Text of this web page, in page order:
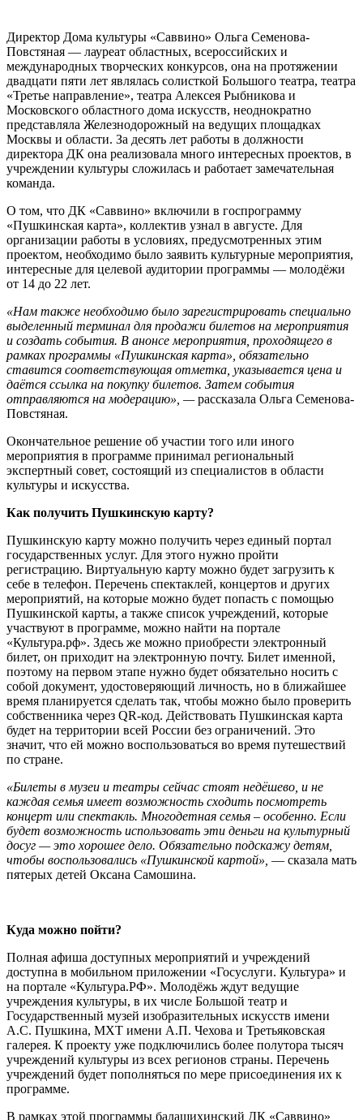
Директор Дома культуры «Саввино» Ольга Семенова-
Повстяная — лауреат областных, всероссийских и
международных творческих конкурсов, она на протяжении
двадцати пяти лет являлась солисткой Большого театра, театра
«Третье направление», театра Алексея Рыбникова и
Московского областного дома искусств, неоднократно
представляла Железнодорожный на ведущих площадках
Москвы и области. За десять лет работы в должности
директора ДК она реализовала много интересных проектов, в
учреждении культуры сложилась и работает замечательная
команда.
О том, что ДК «Саввино» включили в госпрограмму
«Пушкинская карта», коллектив узнал в августе. Для
организации работы в условиях, предусмотренных этим
проектом, необходимо было заявить культурные мероприятия,
интересные для целевой аудитории программы — молодёжи
от 14 до 22 лет.
«Нам также необходимо было зарегистрировать специально
выделенный терминал для продажи билетов на мероприятия
и создать события. В анонсе мероприятия, проходящего в
рамках программы «Пушкинская карта», обязательно
ставится соответствующая отметка, указывается цена и
даётся ссылка на покупку билетов. Затем события
отправляются на модерацию», —рассказала Ольга Семенова-
Повстяная.
Окончательное решение об участии того или иного
мероприятия в программе принимал региональный
экспертный совет, состоящий из специалистов в области
культуры и искусства.
Как получить Пушкинскую карту?
Пушкинскую карту можно получить через единый портал
государственных услуг. Для этого нужно пройти
регистрацию. Виртуальную карту можно будет загрузить к
себе в телефон. Перечень спектаклей, концертов и других
мероприятий, на которые можно будет попасть с помощью
Пушкинской карты, а также список учреждений, которые
участвуют в программе, можно найти на портале
«Культура.рф». Здесь же можно приобрести электронный
билет, он приходит на электронную почту. Билет именной,
поэтому на первом этапе нужно будет обязательно носить с
собой документ, удостоверяющий личность, но в ближайшее
время планируется сделать так, чтобы можно было проверить
собственника через QR-код. Действовать Пушкинская карта
будет на территории всей России без ограничений. Это
значит, что ей можно воспользоваться во время путешествий
по стране.
«Билеты в музеи и театры сейчас стоят недёшево, и не
каждая семья имеет возможность сходить посмотреть
концерт или спектакль. Многодетная семья – особенно. Если
будет возможность использовать эти деньги на культурный
досуг — это хорошее дело. Обязательно подскажу детям,
чтобы воспользовались «Пушкинской картой», — сказала мать
пятерых детей Оксана Самошина.
Куда можно пойти?
Полная афиша доступных мероприятий и учреждений
доступна в мобильном приложении «Госуслуги. Культура» и
на портале «Культура.РФ». Молодёжь ждут ведущие
учреждения культуры, в их числе Большой театр и
Государственный музей изобразительных искусств имени
А.С. Пушкина, МХТ имени А.П. Чехова и Третьяковская
галерея. К проекту уже подключились более полутора тысяч
учреждений культуры из всех регионов страны. Перечень
учреждений будет пополняться по мере присоединения их к
программе.
В рамках этой программы балашихинский ДК «Саввино»